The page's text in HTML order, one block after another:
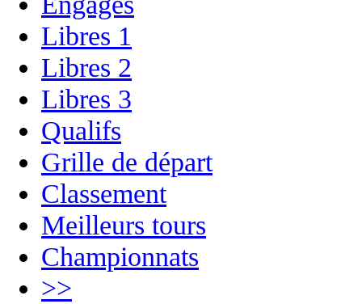
Libres 1
Libres 2
Libres 3
Qualifs
Grille de départ
Classement
Meilleurs tours
Championnats
>>